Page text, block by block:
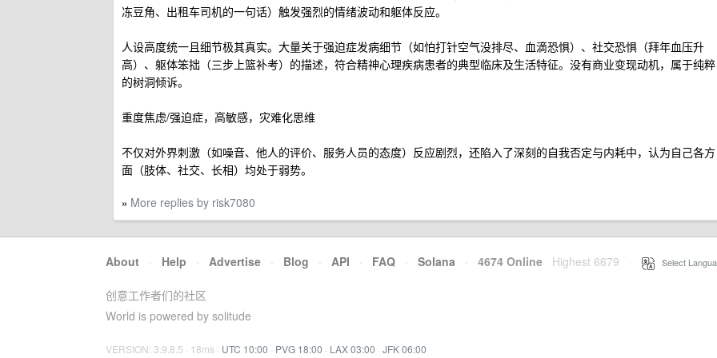
冻豆角、出租车司机的一句话）触发强烈的情绪波动和躯体反应。
人设高度统一且细节极其真实。大量关于强迫症发病细节（如怕打针空气没排尽、血滴恐惧）、社交恐惧（拜年血压升
高）、躯体笨拙（三步上篮补考）的描述，符合精神心理疾病患者的典型临床及生活特征。没有商业变现动机，属于纯粹
的树洞倾诉。
重度焦虑/强迫症，高敏感，灾难化思维
不仅对外界刺激（如噪音、他人的评价、服务人员的态度）反应剧烈，还陷入了深刻的自我否定与内耗中，认为自己各方
面（肢体、社交、长相）均处于弱势。
» More replies by risk7080
About · Help · Advertise · Blog · API · FAQ · Solana · 4674 Online Highest 6679 Select
创意工作者们的社区
World is powered by solitude
VERSION: 3.9.8.5 · 18ms · UTC 10:00 · PVG 18:00 · LAX 03:00 · JFK 06:00